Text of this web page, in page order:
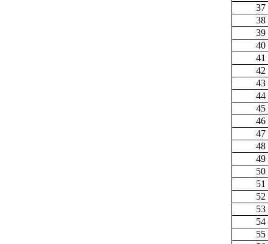
37
38
39
40
41
42
43
44
45
46
47
48
49
50
51
52
53
54
55